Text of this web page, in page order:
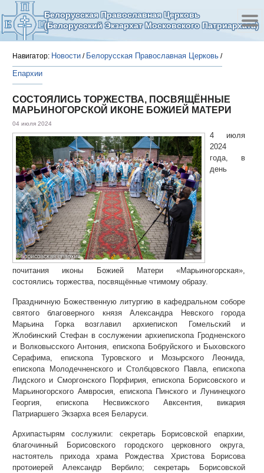
Белорусская Православная Церковь
(Белорусский Экзархат Московского Патриархата)
Навигатор: Новости / Белорусская Православная Церковь /
Епархии
СОСТОЯЛИСЬ ТОРЖЕСТВА, ПОСВЯЩЁННЫЕ
МАРЬИНОГОРСКОЙ ИКОНЕ БОЖИЕЙ МАТЕРИ
04 июля 2024
4 июля
2024
года, в
день
почитания иконы Божией Матери «Марьиногорская»,
состоялись торжества, посвящённые чтимому образу.
Праздничную Божественную литургию в кафедральном соборе
святого благоверного князя Александра Невского города
Марьина Горка возглавил архиепископ Гомельский и
Жлобинский Стефан в сослужении архиепископа Гродненского
и Волковысского Антония, епископа Бобруйского и Быховского
Серафима, епископа Туровского и Мозырского Леонида,
епископа Молодечненского и Столбцовского Павла, епископа
Лидского и Сморгонского Порфирия, епископа Борисовского и
Марьиногорского Амвросия, епископа Пинского и Лунинецкого
Георгия, епископа Несвижского Авксентия, викария
Патриаршего Экзарха всея Беларуси.
Архипастырям сослужили: секретарь Борисовской епархии,
благочинный Борисовского городского церковного округа,
настоятель прихода храма Рождества Христова Борисова
протоиерей Александр Вербило; секретарь Борисовской